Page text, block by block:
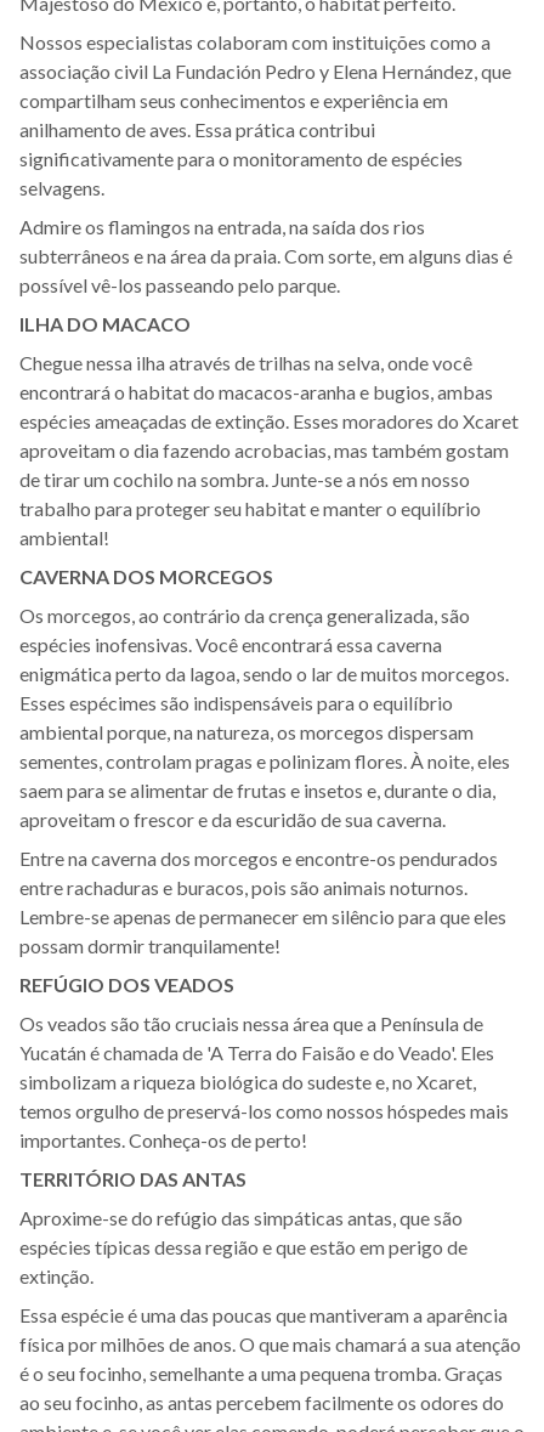
Nossos especialistas colaboram com instituições como a
associação civil La Fundación Pedro y Elena Hernández, que
compartilham seus conhecimentos e experiência em
anilhamento de aves. Essa prática contribui
significativamente para o monitoramento de espécies
selvagens.
Admire os flamingos na entrada, na saída dos rios
subterrâneos e na área da praia. Com sorte, em alguns dias é
possível vê-los passeando pelo parque.
ILHA DO MACACO
Chegue nessa ilha através de trilhas na selva, onde você
encontrará o habitat do macacos-aranha e bugios, ambas
espécies ameaçadas de extinção. Esses moradores do Xcaret
aproveitam o dia fazendo acrobacias, mas também gostam
de tirar um cochilo na sombra. Junte-se a nós em nosso
trabalho para proteger seu habitat e manter o equilíbrio
ambiental!
CAVERNA DOS MORCEGOS
Os morcegos, ao contrário da crença generalizada, são
espécies inofensivas. Você encontrará essa caverna
enigmática perto da lagoa, sendo o lar de muitos morcegos.
Esses espécimes são indispensáveis para o equilíbrio
ambiental porque, na natureza, os morcegos dispersam
sementes, controlam pragas e polinizam flores. À noite, eles
saem para se alimentar de frutas e insetos e, durante o dia,
aproveitam o frescor e da escuridão de sua caverna.
Entre na caverna dos morcegos e encontre-os pendurados
entre rachaduras e buracos, pois são animais noturnos.
Lembre-se apenas de permanecer em silêncio para que eles
possam dormir tranquilamente!
REFÚGIO DOS VEADOS
Os veados são tão cruciais nessa área que a Península de
Yucatán é chamada de 'A Terra do Faisão e do Veado'. Eles
simbolizam a riqueza biológica do sudeste e, no Xcaret,
temos orgulho de preservá-los como nossos hóspedes mais
importantes. Conheça-os de perto!
TERRITÓRIO DAS ANTAS
Aproxime-se do refúgio das simpáticas antas, que são
espécies típicas dessa região e que estão em perigo de
extinção.
Essa espécie é uma das poucas que mantiveram a aparência
física por milhões de anos. O que mais chamará a sua atenção
é o seu focinho, semelhante a uma pequena tromba. Graças
ao seu focinho, as antas percebem facilmente os odores do